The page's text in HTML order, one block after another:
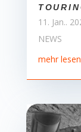
11. Jan..
NEWS
mehr lesen